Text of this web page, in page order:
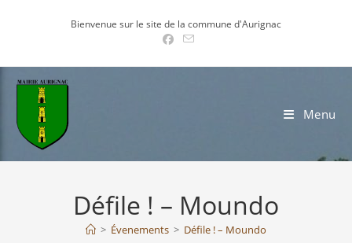
Bienvenue sur le site de la commune d'Aurignac
Menu
Défile ! – Moundo
> Évenements > Défile ! – Moundo